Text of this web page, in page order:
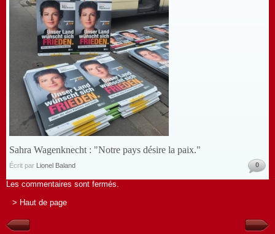
Sahra Wagenknecht : "Notre pays désire la paix."
Écrit par Lionel Baland 0
Les commentaires sont fermés.
> Haut de page